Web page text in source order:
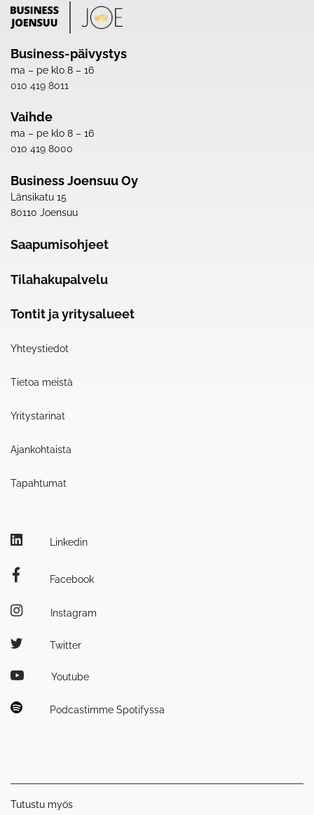
Business-päivystys
ma – pe klo 8 – 16
010 419 8011
Vaihde
ma – pe klo 8 – 16
010 419 8000
Business Joensuu Oy
Länsikatu 15
80110 Joensuu
Saapumisohjeet
Tilahakupalvelu
Tontit ja yritysalueet
Yhteystiedot
Tietoa meistä
Yritystarinat
Ajankohtaista
Tapahtumat
Linkedin
Facebook
Instagram
Twitter
Youtube
Podcastimme Spotifyssa
Tutustu myös